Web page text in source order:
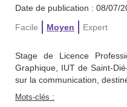
Date de publication : 08/07/
Facile
Moyen
Expert
Stage de Licence
Graphique, IUT de Saint-
sur la communication,
Mots-clés :